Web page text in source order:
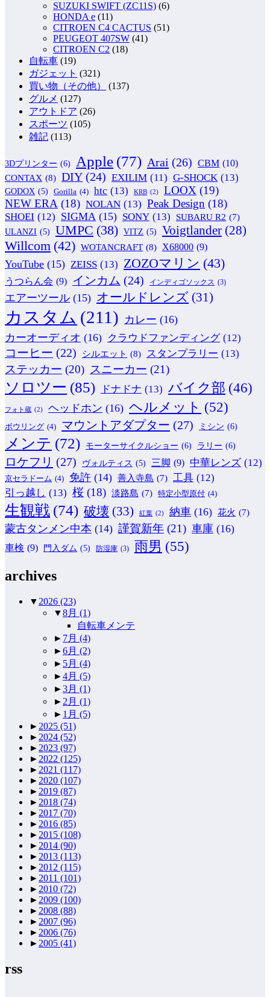
SUZUKI SWIFT (ZC11S) (6)
HONDA e (11)
CITROEN C4 CACTUS (51)
PEUGEOT 407SW (41)
CITROEN C2 (18)
自転車 (19)
ガジェット (321)
買い物（その他）
(137)
グルメ (127)
アウトドア (26)
スポーツ (105)
雑記 (113)
3Dプリンター (6) Apple (77) Arai (26) CBM (10)
CONTAX (8) DIY (24) EXILIM (11) G-SHOCK (13)
GODOX (5) Gorilla (4) htc (13) KRB (2) LOOX (19)
NEW ERA (18) NOLAN (13) Peak Design (18)
SHOEI (12) SIGMA (15) SONY (13) SUBARU R2 (7)
ULANZI (5) UMPC (38) VITZ (5) Voigtlander (28)
Willcom (42) WOTANCRAFT (8) X68000 (9)
YouTube (15) ZEISS (13) ZOZOマリン (43)
うつらん会 (9) インカム (24) インディゴソックス (3)
エアーツール (15) オールドレンズ (31)
カスタム (211) カレー (16)
カーオーディオ (16) クラウドファンディング (12)
コーヒー (22) シルエット (8) スタンプラリー (13)
ステッカー (20) スニーカー (21)
ソロツー (85) ドナドナ (13) バイク部 (46)
フォト蔵 (2) ヘッドホン (16) ヘルメット (52)
ボウリング (4) マウントアダプター (27) ミシン (6)
メンテ (72) モーターサイクルショー (6) ラリー (6)
ロケフリ (27) ヴォルティス (5) 三脚 (9) 中華レンズ (12)
京セラドーム (4) 免許 (14) 善入寺島 (7) 工具 (12)
引っ越し (13) 桜 (18) 淡路島 (7) 特定小型原付 (4)
生観戦 (74) 破壊 (33) 紅葉 (2) 納車 (16) 花火 (7)
蒙古タンメン中本 (14) 謹賀新年 (21) 車庫 (16)
車検 (9) 門入ダム (5) 防湿庫 (3) 雨男 (55)
archives
▼ 2026 (23)
▼8月 (1)
自転車メンテ
► 7月 (4)
►6月 (2)
► 5月 (4)
►4月 (5)
►3月 (1)
► 2月 (1)
► 1月 (5)
► 2025 (51)
► 2024 (52)
► 2023 (97)
► 2022 (125)
► 2021 (117)
► 2020 (107)
► 2019 (87)
► 2018 (74)
► 2017 (70)
► 2016 (85)
► 2015 (108)
► 2014 (90)
► 2013 (113)
► 2012 (115)
► 2011 (101)
► 2010 (72)
► 2009 (100)
► 2008 (88)
► 2007 (96)
► 2006 (76)
► 2005 (41)
rss